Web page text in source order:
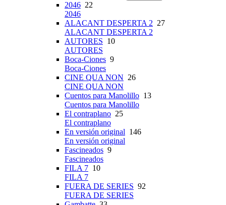
2046 22
2046
ALACANT DESPERTA 2 27
ALACANT DESPERTA 2
AUTORES 10
AUTORES
Boca-Ciones 9
Boca-Ciones
CINE QUA NON 26
CINE QUA NON
Cuentos para Manolillo 13
Cuentos para Manolillo
El contraplano 25
El contraplano
En versión original 146
En versión original
Fascineados 9
Fascineados
FILA 7 10
FILA 7
FUERA DE SERIES 92
FUERA DE SERIES